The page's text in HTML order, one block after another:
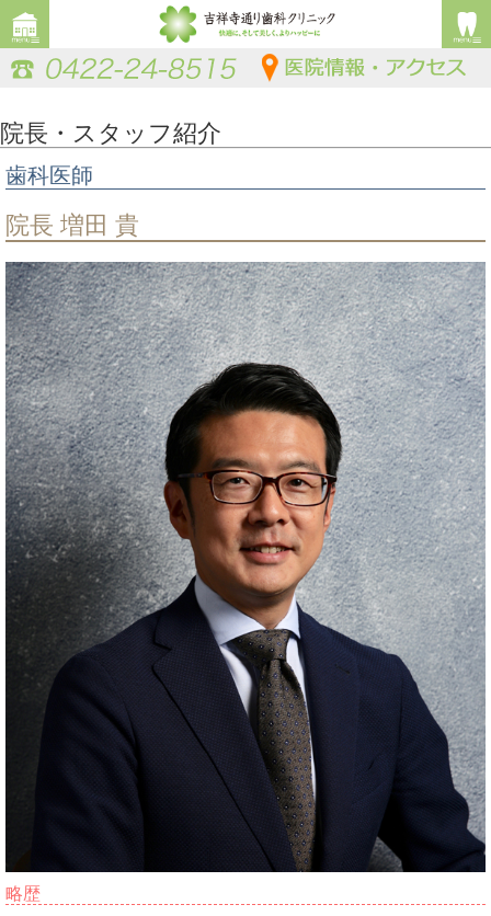
院長・スタッフ紹介
歯科医師
院長 増田 貴
略歴